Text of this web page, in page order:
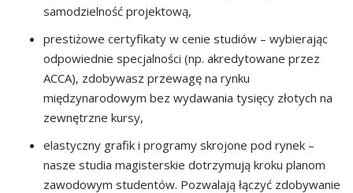
samodzielność projektową,
prestiżowe certyfikaty w cenie studiów – wybierając
odpowiednie specjalności (np. akredytowane przez
ACCA), zdobywasz przewagę na rynku
międzynarodowym bez wydawania tysięcy złotych na
zewnętrzne kursy,
elastyczny grafik i programy skrojone pod rynek –
nasze studia magisterskie dotrzymują kroku planom
zawodowym studentów. Pozwalają łączyć zdobywanie